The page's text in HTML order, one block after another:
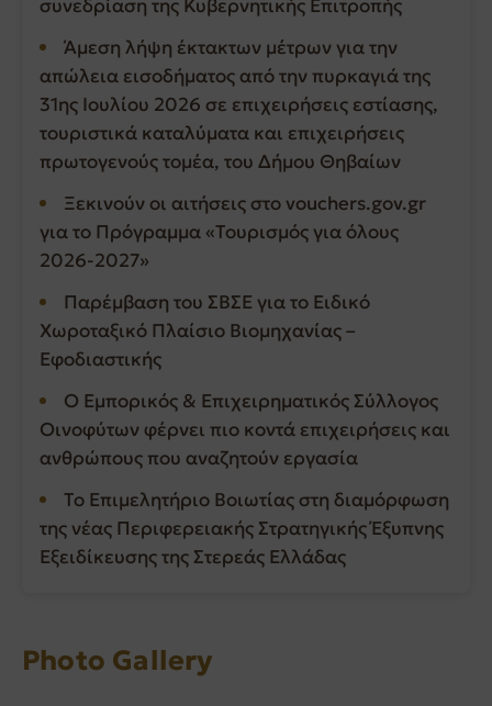
συνεδρίαση της Κυβερνητικής Επιτροπής
Άμεση λήψη έκτακτων μέτρων για την
απώλεια εισοδήματος από την πυρκαγιά της
31ης Ιουλίου 2026 σε επιχειρήσεις εστίασης,
τουριστικά καταλύματα και επιχειρήσεις
πρωτογενούς τομέα, του Δήμου Θηβαίων
Ξεκινούν οι αιτήσεις στο vouchers.gov.gr
για το Πρόγραμμα «Τουρισμός για όλους
2026-2027»
Παρέμβαση του ΣΒΣΕ για το Ειδικό
Χωροταξικό Πλαίσιο Βιομηχανίας –
Εφοδιαστικής
Ο Εμπορικός & Επιχειρηματικός Σύλλογος
Οινοφύτων φέρνει πιο κοντά επιχειρήσεις και
ανθρώπους που αναζητούν εργασία
Το Επιμελητήριο Βοιωτίας στη διαμόρφωση
της νέας Περιφερειακής Στρατηγικής Έξυπνης
Εξειδίκευσης της Στερεάς Ελλάδας
Photo Gallery